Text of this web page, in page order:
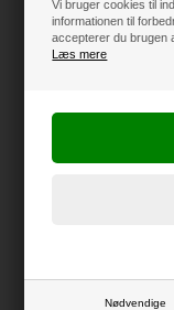
Vi bruger cookies til
informationen til
accepterer du brugen
Læs mere
Nødvendige
10 lommer medfølger
Systemet bestående af